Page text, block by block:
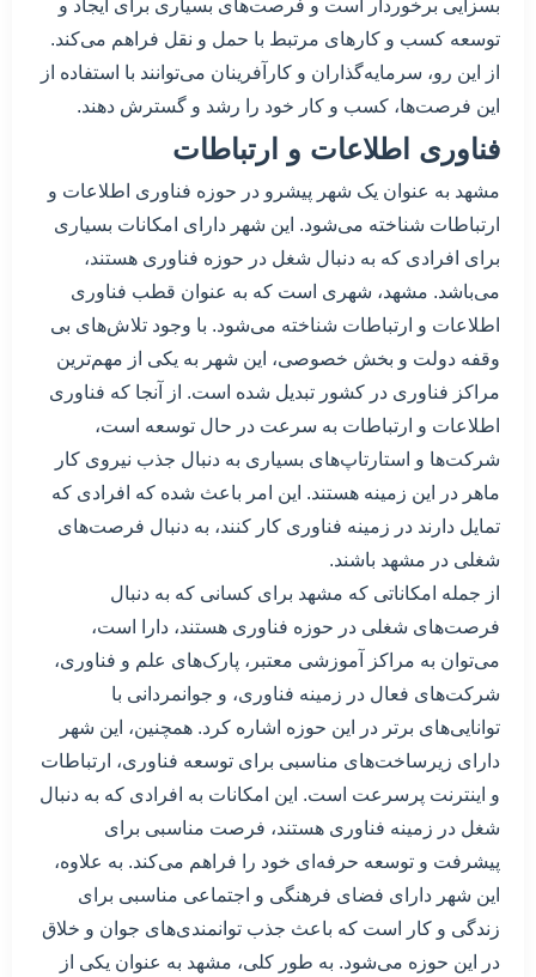
بسزایی برخوردار است و فرصت‌های بسیاری برای ایجاد و
توسعه کسب و کارهای مرتبط با حمل و نقل فراهم می‌کند.
از این رو، سرمایه‌گذاران و کارآفرینان می‌توانند با استفاده از
این فرصت‌ها، کسب و کار خود را رشد و گسترش دهند.
فناوری اطلاعات و ارتباطات
مشهد به عنوان یک شهر پیشرو در حوزه فناوری اطلاعات و
ارتباطات شناخته می‌شود. این شهر دارای امکانات بسیاری
برای افرادی که به دنبال شغل در حوزه فناوری هستند،
می‌باشد. مشهد، شهری است که به عنوان قطب فناوری
اطلاعات و ارتباطات شناخته می‌شود. با وجود تلاش‌های بی
وقفه دولت و بخش خصوصی، این شهر به یکی از مهم‌ترین
مراکز فناوری در کشور تبدیل شده است. از آنجا که فناوری
اطلاعات و ارتباطات به سرعت در حال توسعه است،
شرکت‌ها و استارتاپ‌های بسیاری به دنبال جذب نیروی کار
ماهر در این زمینه هستند. این امر باعث شده که افرادی که
تمایل دارند در زمینه فناوری کار کنند، به دنبال فرصت‌های
شغلی در مشهد باشند.
از جمله امکاناتی که مشهد برای کسانی که به دنبال
فرصت‌های شغلی در حوزه فناوری هستند، دارا است،
می‌توان به مراکز آموزشی معتبر، پارک‌های علم و فناوری،
شرکت‌های فعال در زمینه فناوری، و جوانمردانی با
توانایی‌های برتر در این حوزه اشاره کرد. همچنین، این شهر
دارای زیرساخت‌های مناسبی برای توسعه فناوری، ارتباطات
و اینترنت پرسرعت است. این امکانات به افرادی که به دنبال
شغل در زمینه فناوری هستند، فرصت مناسبی برای
پیشرفت و توسعه حرفه‌ای خود را فراهم می‌کند. به علاوه،
این شهر دارای فضای فرهنگی و اجتماعی مناسبی برای
زندگی و کار است که باعث جذب توانمندی‌های جوان و خلاق
در این حوزه می‌شود. به طور کلی، مشهد به عنوان یکی از